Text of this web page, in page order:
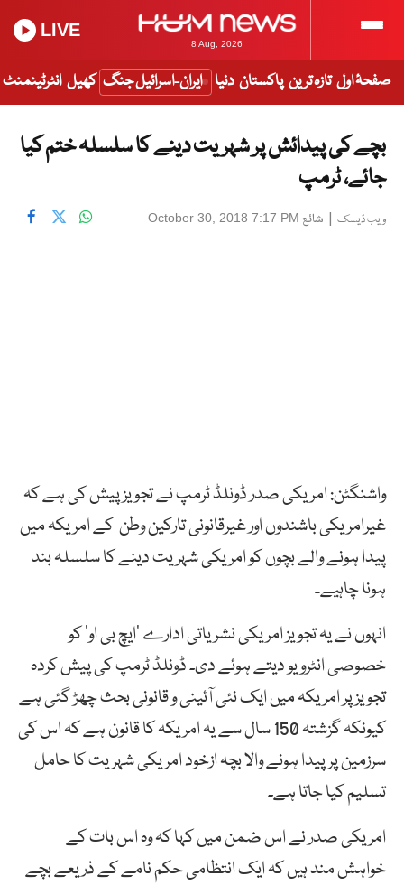
8 Aug, 2026
LIVE
صفحۂ اول تازہ ترین پاکستان دنیا ایران-اسرائیل جنگ کھیل انٹرٹینمنٹ
بچے کی پیدائش پر شہریت دینے کا سلسلہ ختم کیا
جائے، ٹرمپ
ویب ڈیسک | شائع October 30, 2018 7:17 PM
واشنگٹن: امریکی صدر ڈونلڈ ٹرمپ نے تجویز پیش کی ہے کہ
غیرامریکی باشندوں اور غیرقانونی تارکین وطن کے امریکہ میں
پیدا ہونے والے بچوں کو امریکی شہریت دینے کا سلسلہ بند
ہونا چاہیے۔
انہوں نے یہ تجویز امریکی نشریاتی ادارے ’ایچ بی او‘ کو
خصوصی انٹرویو دیتے ہوئے دی۔ ڈونلڈ ٹرمپ کی پیش کردہ
تجویز پر امریکہ میں ایک نئی آئینی و قانونی بحث چھڑ گئی ہے
کیونکہ گزشتہ 150 سال سے یہ امریکہ کا قانون ہے کہ اس کی
سرزمین پر پیدا ہونے والا بچہ ازخود امریکی شہریت کا حامل
تسلیم کیا جاتا ہے۔
امریکی صدر نے اس ضمن میں کہا کہ وہ اس بات کے
خواہش مند ہیں کہ ایک انتظامی حکم نامے کے ذریعے بچے